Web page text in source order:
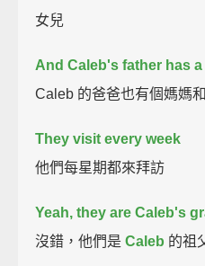
女兒
And Caleb's father has
Caleb 的爸爸也有個媽媽
They visit every week
他們每星期都來拜訪
Yeah, they are Caleb's
沒錯，他們是Caleb 的祖